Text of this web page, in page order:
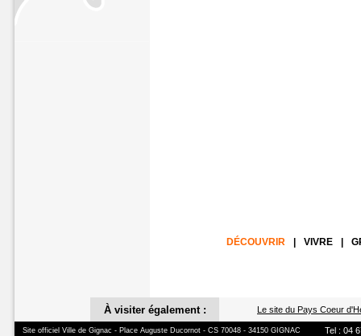
DÉCOUVRIR VIVRE
Le site du Pays Coeur
À visiter également :
Site officiel Ville de Gignac - Place Auguste Ducornot - CS 70048 - 34150 GIGNAC Tel : 04